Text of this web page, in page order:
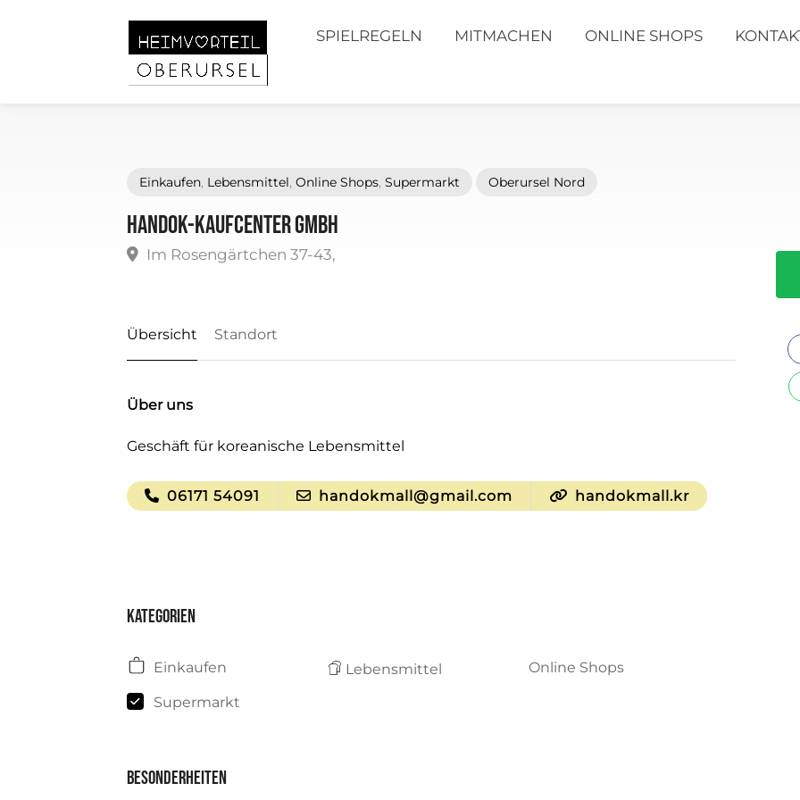
SPIELREGELN MITMACHEN ONLINE SHOPS
Einkaufen, Lebensmittel, Online Shops, Supermarkt Oberursel Nord
HanDok-Kaufcenter GmbH
Im Rosengärtchen 37-43,
Übersicht Standort
Über uns
Geschäft für koreanische Lebensmittel
06171 54091 handokmall@gmail.com handokmall.kr
Kategorien
Einkaufen Lebensmittel Online Shops
Supermarkt
Besonderheiten